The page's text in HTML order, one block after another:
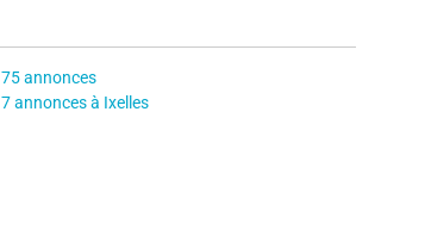
75 annonces
7 annonces à Ixelles